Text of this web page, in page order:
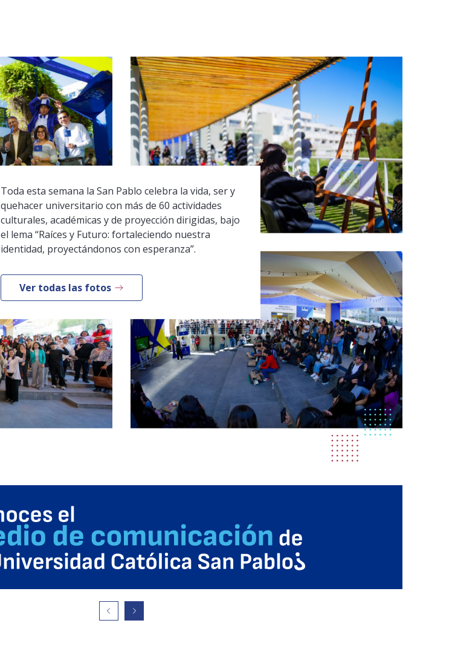
Toda esta semana la San Pablo celebra la vida, ser y
quehacer universitario con más de 60 actividades
culturales, académicas y de proyección dirigidas, bajo
el lema “Raíces y Futuro: fortaleciendo nuestra
identidad, proyectándonos con esperanza”.
Ver todas las fotos